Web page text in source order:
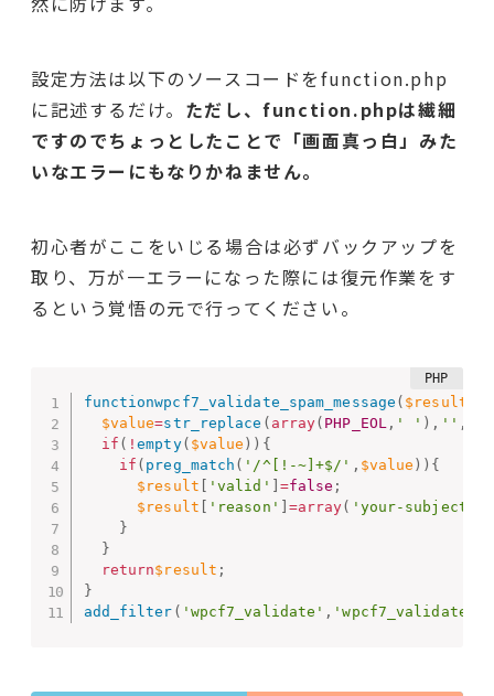
設定方法は以下のソースコードをfunction.php
に記述するだけ。 ただし、function.phpは繊細
ですのでちょっとしたことで「画面真っ白」みた
いなエラー にもなりかねません。
初心者がここをいじる場合は必ずバックアップを
取り、万が一エラーになった際には復元作業をす
るという覚悟の元で行ってください。
functionwpcf7_validate_spam_message ( $result
$value=str_replace ( array( PHP_EOL, ' ' ) , '' ,
if ( !empty( $value ) ) {
if ( preg_match ( '/^[!-~]+$/' , $value ) ) {
$result
'valid' =false ;
$result
'reason' =array( 'your-subject'
}
}
return$result ;
}
add_filter ( 'wpcf7_validate' ,